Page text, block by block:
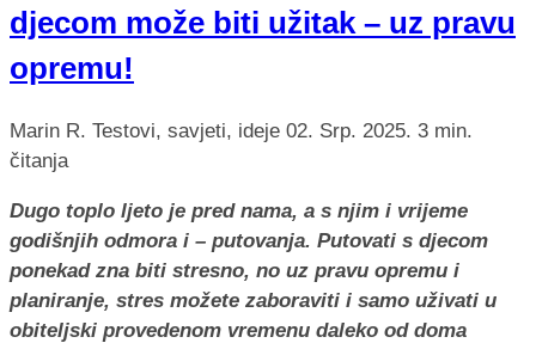
djecom može biti užitak – uz pravu
opremu!
Marin R. Testovi, savjeti, ideje 02. Srp. 2025. 3 min.
čitanja
Dugo toplo ljeto je pred nama, a s njim i vrijeme
godišnjih odmora i – putovanja. Putovati s djecom
ponekad zna biti stresno, no uz pravu opremu i
planiranje, stres možete zaboraviti i samo uživati u
obiteljski provedenom vremenu daleko od doma